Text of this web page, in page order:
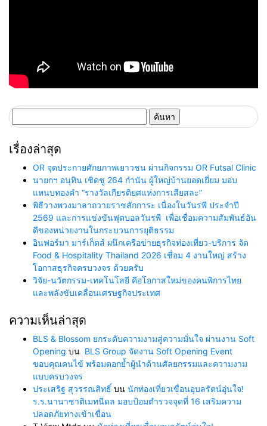
สำหรับ:
เรื่องล่าสุด
OR จุดประกายศักยภาพเยาวชน ผ่านกิจกรรม OR Futsal Clinic
นายกฯ อนุทิน เชิดชู 264 กำนัน ผู้ใหญ่บ้านยอดเยี่ยม มอบ
แหนบทองคำ “รางวัลเกียรติยศแห่งการเสียสละ”
พิธีวางพวงมาลาถวายราชสักการะ เนื่องในวันรพี ประจำปี
2569 และการแข่งขันฟุตบอลวันรพี เพื่อเชื่อมความสัมพันธ์อัน
ดีของหน่วยงานในกระบวนการยุติธรรม
อินฟอร์มา มาร์เก็ตส์ ผนึกเครือข่ายธุรกิจท่องเที่ยว-บริการ จัด
Food & Hospitality Thailand 2026 เชื่อม 4 งานใหญ่ สร้าง
โอกาสธุรกิจครบวงจร ด้วยครับ
วิจัย-นวัตกรรม-เทคโนโลยี คือโอกาสใหม่ของคนพิการไทย
และพลังขับเคลื่อนเศรษฐกิจประเทศ
ความเห็นล่าสุด
BLS & Blossom ยกระดับความงามสู่ความมั่นใจ ผ่านงาน Soft
Opening บน BLS Group จัดงาน Soft Opening Event
ขอบคุณคนไข้ พร้อมตอกย้ำผู้นำด้านศัลยกรรมและความงาม
แบบครบวงจร
ประเสริฐ สุวรรณสิทธิ์ บน นักท่องเที่ยวเขื่อนอุบลรัตน์อุ่นใจ!
ร.ร.นานาชาติเมทนีดล มอบป้อมตำรวจจุดที่ 16 เสริมความ
ปลอดภัยทางเข้าเขื่อน